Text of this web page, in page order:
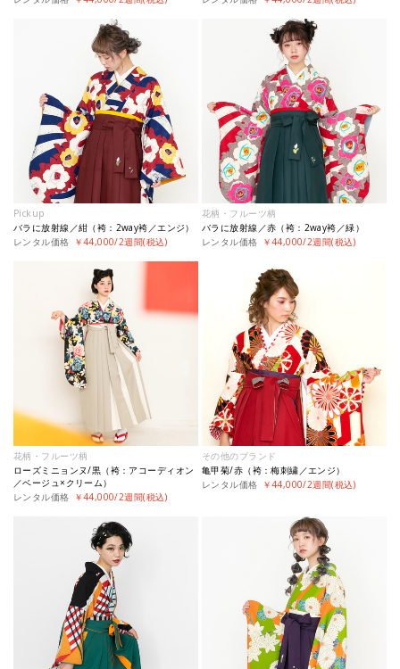
Pickup
バラに放射線／紺（袴：2way袴／エンジ）
レンタル価格 ￥44,000/2週間(税込)
花柄・フルーツ柄
バラに放射線／赤（袴：2way袴／緑）
レンタル価格 ￥44,000/2週間(税込)
花柄・フルーツ柄
ローズミニョンヌ/黒（袴：アコーディオン
／ベージュ×クリーム）
レンタル価格 ￥44,000/2週間(税込)
その他のブランド
亀甲菊/赤（袴：梅刺繍／エンジ）
レンタル価格 ￥44,000/2週間(税込)